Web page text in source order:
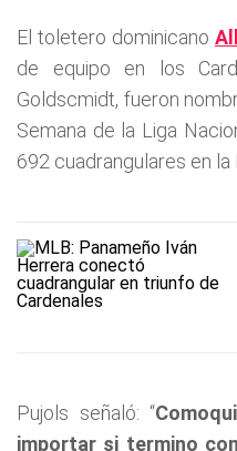
El toletero dominicano
de equipo en los
Goldscmidt, fueron
Semana de la Liga
692 cuadrangulares en la
Pujols señaló: “
importar si termino